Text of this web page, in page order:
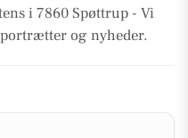
i 7860 Spøttrup - Vi
og nyheder.